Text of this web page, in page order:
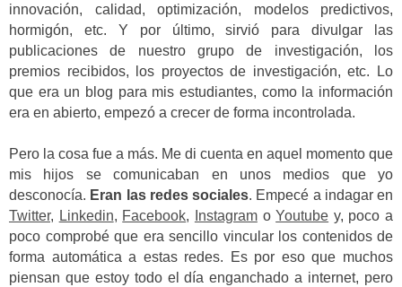
innovación, calidad, optimización, modelos predictivos,
hormigón, etc. Y por último, sirvió para divulgar las
publicaciones de nuestro grupo de investigación, los
premios recibidos, los proyectos de investigación, etc. Lo
que era un blog para mis estudiantes, como la información
era en abierto, empezó a crecer de forma incontrolada.
Pero la cosa fue a más. Me di cuenta en aquel momento que
mis hijos se comunicaban en unos medios que yo
desconocía. Eran las redes sociales. Empecé a indagar en
Twitter, Linkedin, Facebook, InstagramoYoutube y, poco a
poco comprobé que era sencillo vincular los contenidos de
forma automática a estas redes. Es por eso que muchos
piensan que estoy todo el día enganchado a internet, pero